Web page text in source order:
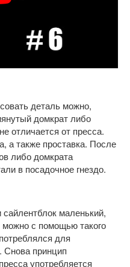
деталь можно,
домкрат либо
отличается от пресса.
а также проставка. После
либо домкрата
в посадочное гнездо.
маленький,
можно с помощью такого
для
Снова принцип
употребляется